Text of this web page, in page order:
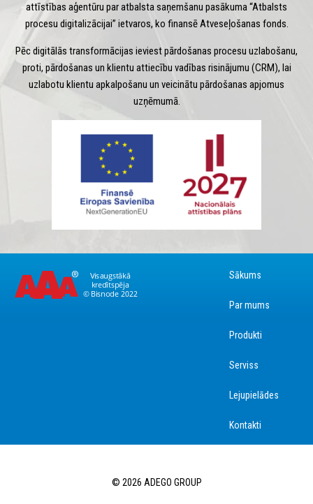
attīstības aģentūru par atbalsta saņemšanu pasākuma “Atbalsts
procesu digitalizācijai” ietvaros, ko finansē Atveseļošanas fonds.
Pēc digitālās transformācijas ieviest pārdošanas procesu uzlabošanu,
proti, pārdošanas un klientu attiecību vadības risinājumu (CRM), lai
uzlabotu klientu apkalpošanu un veicinātu pārdošanas apjomus
uzņēmumā.
Sākums
Par mums
Produkti
Serviss
Lejupielādes
Kontakti
© 2026 ADEGO GROUP